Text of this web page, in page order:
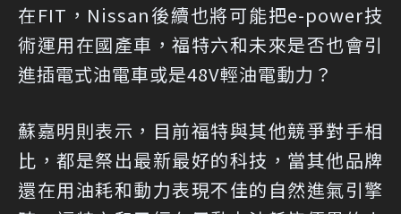
在FIT，Nissan後續也將可能把e-power技
術運用在國產車，福特六和未來是否也會引
進插電式油電車或是48V輕油電動力？
蘇嘉明則表示，目前福特與其他競爭對手相
比，都是祭出最新最好的科技，當其他品牌
還在用油耗和動力表現不佳的自然進氣引擎